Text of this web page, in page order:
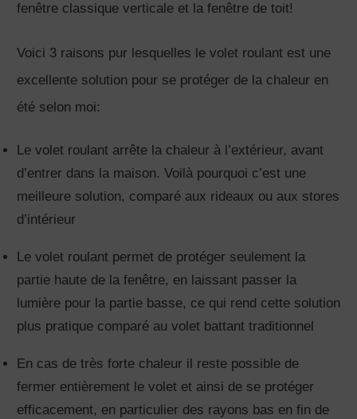
fenêtre classique verticale et la fenêtre de toit!
Voici 3 raisons pur lesquelles le volet roulant est une
excellente solution pour se protéger de la chaleur en
été selon moi:
Le volet roulant arrête la chaleur à l’extérieur, avant
d’entrer dans la maison. Voilà pourquoi c’est une
meilleure solution, comparé aux rideaux ou aux stores
d’intérieur
Le volet roulant permet de protéger seulement la
partie haute de la fenêtre, en laissant passer la
lumière pour la partie basse, ce qui rend cette solution
plus pratique comparé au volet battant traditionnel
En cas de très forte chaleur il reste possible de
fermer entièrement le volet et ainsi de se protéger
efficacement, en particulier des rayons bas en fin de